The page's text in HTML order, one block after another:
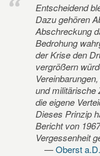
Entscheidend
Dazu gehören
Abschreckung
Bedrohung
der Krise den
vergrößern
und militärische
die eigene
Dieses Prinzip
Bericht von
Vergessenheit
Oberst